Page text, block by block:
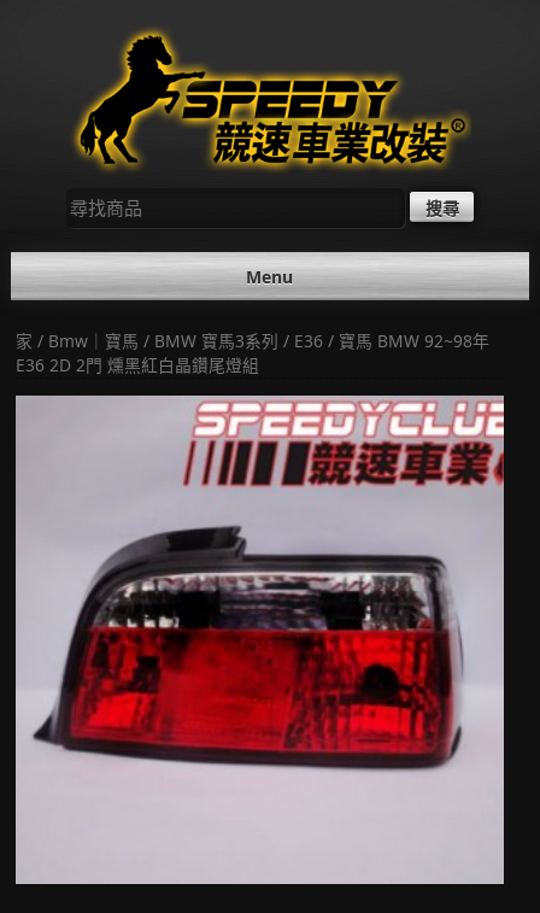
尋
找：
Menu
家 / Bmw｜寶馬 / BMW 寶馬3系列 / E36 / 寶馬 BMW 92~98年
E36 2D 2門 燻黑紅白晶鑽尾燈組